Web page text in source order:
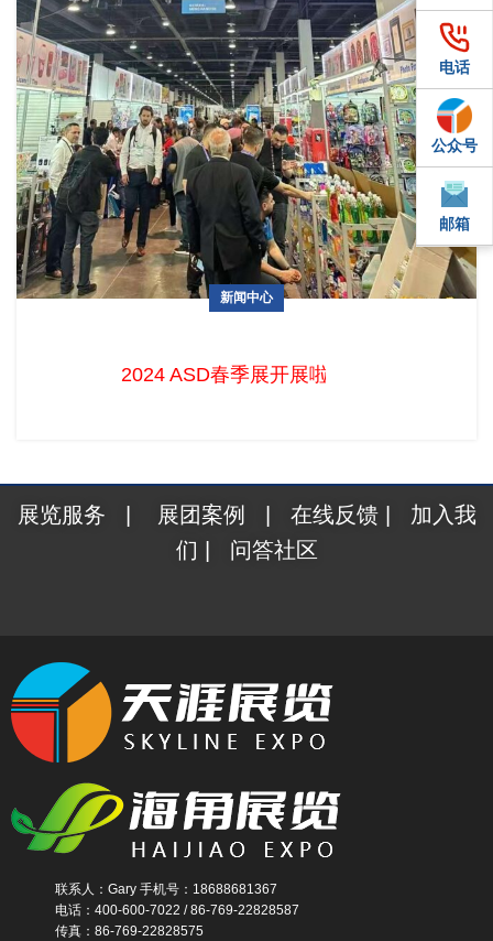
新闻中心
2024 ASD春季展开展啦 2024年春季ASD开
电话
QQ
邮箱
电话
公众号
邮箱
展览服务 展团案例 在线反馈| 加入我
们
问答社区
联系人：Gary 手机号：18688681367
电话：400-600-7022 / 86-769-22828587
传真：86-769-22828575